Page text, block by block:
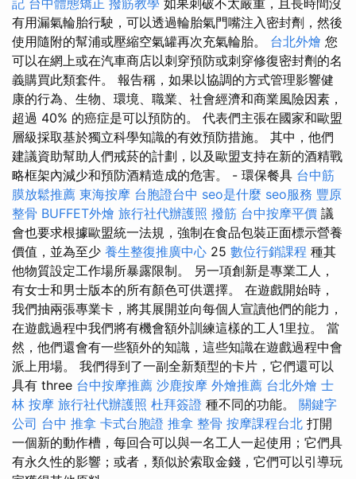
記 台中體態矯正 撥筋教學 如果刺破不太嚴重，且長時間沒
有用漏氣輪胎行駛，可以透過輪胎氣門嘴注入密封劑，然後
使用隨附的幫浦或壓縮空氣罐再次充氣輪胎。 台北外燴 您
可以在網上或在汽車商店以刺穿預防或刺穿修復密封劑的名
義購買此類套件。 報告稱，如果以協調的方式管理影響健
康的行為、生物、環境、職業、社會經濟和商業風險因素，
超過 40% 的癌症是可以預防的。 代表們主張在國家和歐盟
層級採取基於獨立科學知識的有效預防措施。 其中，他們
建議資助幫助人們戒菸的計劃，以及歐盟支持在新的酒精戰
略框架內減少和預防酒精造成的危害。 - 環保餐具 台中筋
膜放鬆推薦 東海按摩 台胞證台中 seo是什麼 seo服務 豐原
整骨 BUFFET外燴 旅行社代辦護照 撥筋 台中按摩平價 議
會也要求根據歐盟統一法規，強制在食品包裝正面標示營養
價值，並為至少 養生整復推廣中心 25 數位行銷課程 種其
他物質設定工作場所暴露限制。 另一項創新是專業工人，
有女士和男士版本的所有顏色可供選擇。 在遊戲開始時，
我們抽兩張專業卡，將其展開並向每個人宣讀他們的能力，
在遊戲過程中我們將有機會額外訓練這樣的工人1里拉。 當
然，他們還會有一些額外的知識，這些知識在遊戲過程中會
派上用場。 我們得到了一副全新類型的卡片，它們還可以
具有 three 台中按摩推薦 沙鹿按摩 外燴推薦 台北外燴 士
林 按摩 旅行社代辦護照 杜拜簽證 種不同的功能。 關鍵字
公司 台中 推拿 卡式台胞證 推拿 整骨 按摩課程台北 打開
一個新的動作槽，每回合可以與一名工人一起使用；它們具
有永久性的影響；或者，類似於索取金錢，它們可以引導玩